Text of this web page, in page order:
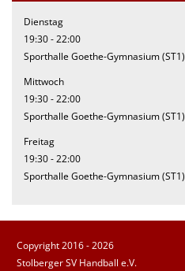
Dienstag
19:30 - 22:00
Sporthalle Goethe-Gymnasium (ST1)
Mittwoch
19:30 - 22:00
Sporthalle Goethe-Gymnasium (ST1)
Freitag
19:30 - 22:00
Sporthalle Goethe-Gymnasium (ST1)
Copyright 2016 - 2026
Stolberger SV Handball e.V.